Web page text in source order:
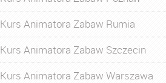
Kurs Animatora Zabaw Rumia
Kurs Animatora Zabaw Szczecin
Kurs Animatora Zabaw Warszawa